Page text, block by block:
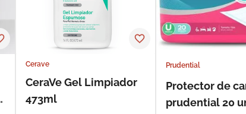
Cerave
CeraVe Gel Limpiador
473ml
Prudential
Protector de
prudential 20